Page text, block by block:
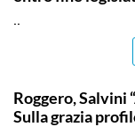
..
Roggero, Salvini
Sulla grazia